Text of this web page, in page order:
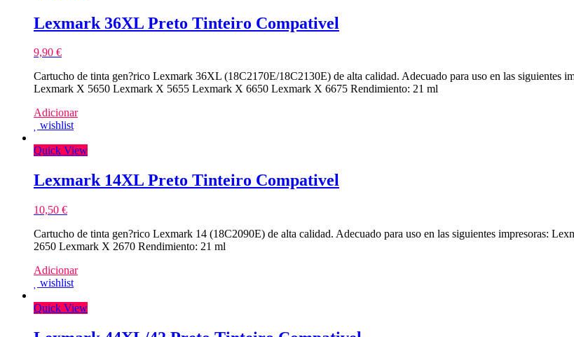
Lexmark 36XL Preto Tinteiro Compativel
9,90 €
Cartucho de tinta gen?rico Lexmark 36XL (18C2170E/18C2130E) de alta calidad. Adecuado para uso en las
Lexmark X 5650 Lexmark X 5655 Lexmark X 6650 Lexmark X 6675 Rendimiento: 21 ml
Adicionar
wishlist
Quick View
Lexmark 14XL Preto Tinteiro Compativel
10,50 €
Cartucho de tinta gen?rico Lexmark 14 (18C2090E) de alta calidad. Adecuado para uso en las siguientes impresoras:
2650 Lexmark X 2670 Rendimiento: 21 ml
Adicionar
wishlist
Quick View